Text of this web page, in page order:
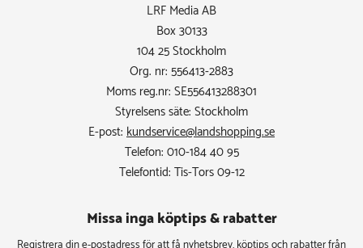
LRF Media AB
Box 30133
104 25 Stockholm
Org. nr: 556413-2883
Moms reg.nr: SE556413288301
Styrelsens säte: Stockholm
E-post: kundservice@landshopping.se
Telefon: 010-184 40 95
Telefontid: Tis-Tors 09-12
Missa inga köptips & rabatter​